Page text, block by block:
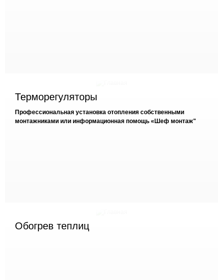
Терморегуляторы
Профессиональная установка отопления собственными
монтажниками или информационная помощь «Шеф монтаж"
Обогрев теплиц